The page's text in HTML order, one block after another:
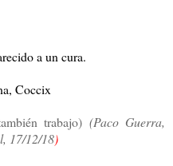
a un cura.
Coccix
trabajo) (Paco Guerra,
17/12/18)